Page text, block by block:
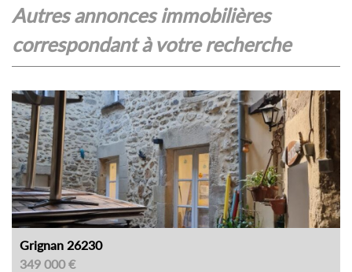
autres annonces immobilières
correspondant à votre recherche
Grignan 26230
349 000 €